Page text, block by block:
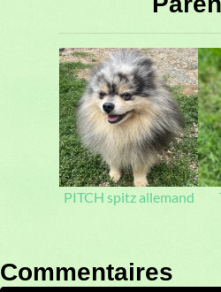
PITCH spitz allemand
Commentaires